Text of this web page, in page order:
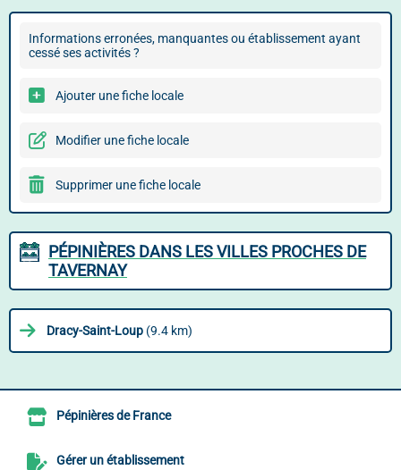
Informations erronées, manquantes ou établissement ayant
cessé ses activités ?
Ajouter une fiche locale
Modifier une fiche locale
Supprimer une fiche locale
PÉPINIÈRES DANS LES VILLES PROCHES DE
TAVERNAY
Dracy-Saint-Loup (9.4 km)
Pépinières de France
Gérer un établissement